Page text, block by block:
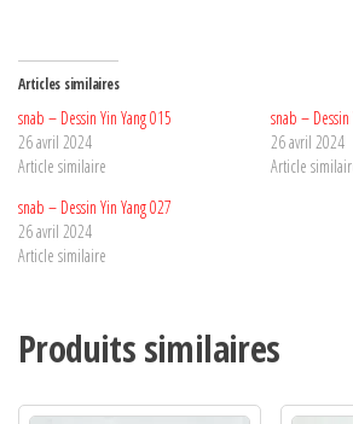
Articles similaires
snab – Dessin Yin Yang 015
26 avril 2024
Article similaire
snab – Dessin
26 avril 2024
Article
snab – Dessin Yin Yang 027
26 avril 2024
Article similaire
Produits similaires